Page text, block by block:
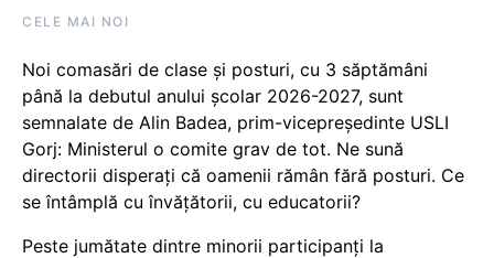
CELE MAI NOI
Noi comasări de clase și posturi, cu 3 săptămâni
până la debutul anului școlar 2026-2027, sunt
semnalate de Alin Badea, prim-vicepreședinte USLI
Gorj: Ministerul o comite grav de tot. Ne sună
directorii disperați că oamenii rămân fără posturi. Ce
se întâmplă cu învățătorii, cu educatorii?
Peste jumătate dintre minorii participanți la